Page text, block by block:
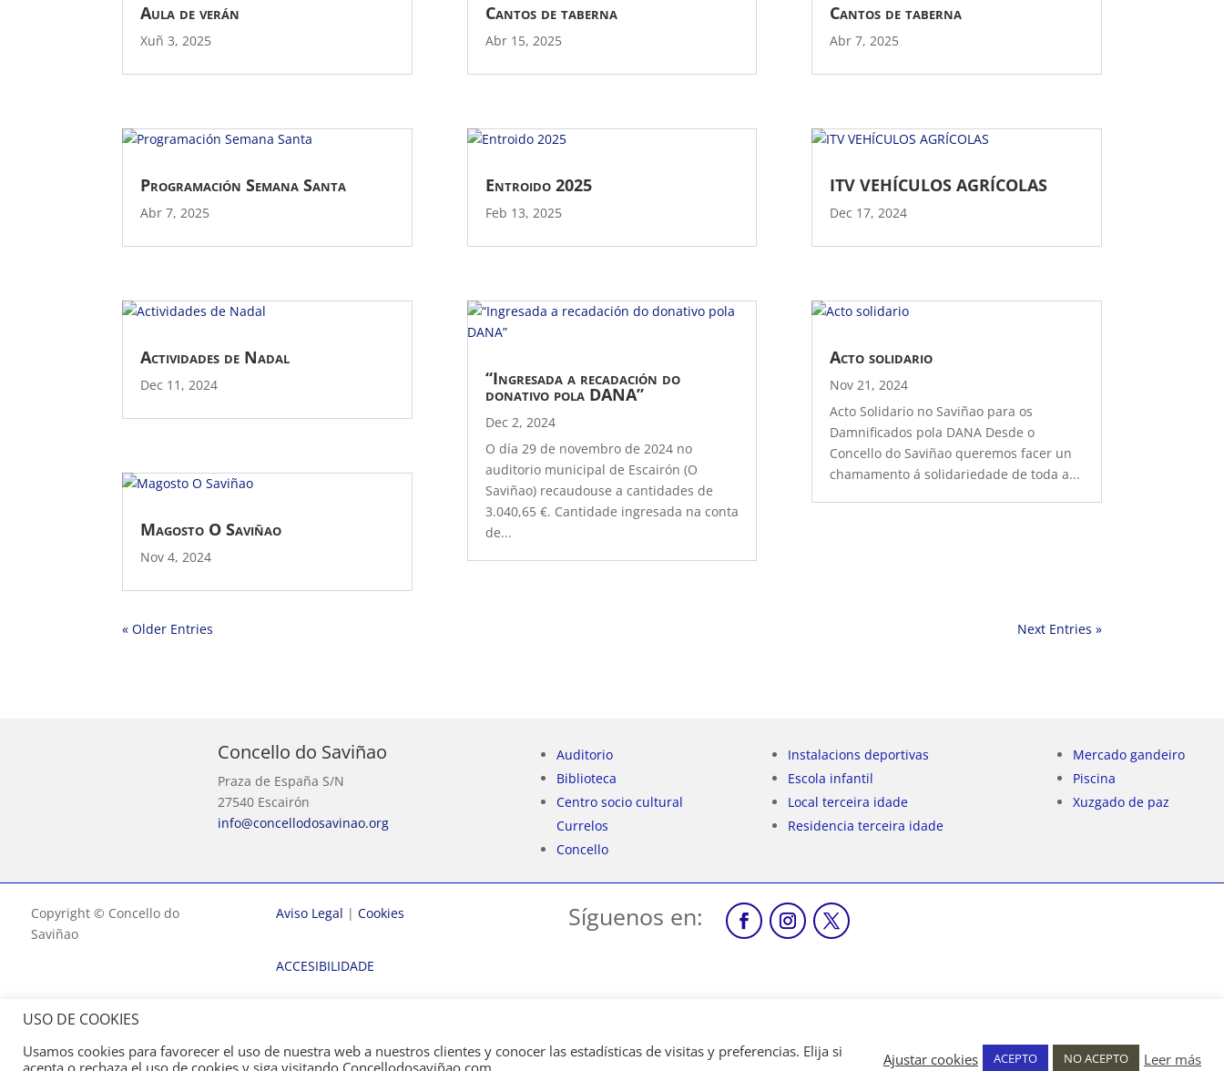
Aula de verán
Xuñ 3, 2025
Programación Semana Santa
Abr 7, 2025
Actividades de Nadal
Dec 11, 2024
Magosto O Saviñao
Nov 4, 2024
Cantos de taberna
Abr 15, 2025
Entroido 2025
Feb 13, 2025
“Ingresada a recadación do
donativo pola DANA”
Dec 2, 2024
O día 29 de novembro de 2024 no
auditorio municipal de Escairón (O
Saviñao) recaudouse a cantidades de
3.040,65 €. Cantidade ingresada na conta
de...
Cantos de taberna
Abr 7, 2025
ITV VEHÍCULOS AGRÍCOLAS
Dec 17, 2024
Acto solidario
Nov 21, 2024
Acto Solidario no Saviñao para os
Damnificados pola DANA Desde o
Concello do Saviñao queremos facer un
chamamento á solidariedade de toda a...
« Older Entries Next Entries »
Concello do Saviñao
Praza de España S/N
27540 Escairón
info@concellodosavinao.org
Auditorio
Biblioteca
Centro socio cultural
Currelos
Concello
Instalacions deportivas
Escola infantil
Local terceira idade
Residencia terceira idade
Mercado gandeiro
Piscina
Xuzgado de paz
Copyright © Concello do
Saviñao
Aviso Legal | Cookies
ACCESIBILIDADE
Síguenos en:
USO DE COOKIES
Usamos cookies para favorecer el uso de nuestra web a nuestros clientes y conocer las estadísticas de visitas y preferencias. Elija si
acepta o rechaza el uso de cookies y siga visitando Concellodosaviñao.com
Ajustar cookies ACEPTO NO ACEPTO Leer más